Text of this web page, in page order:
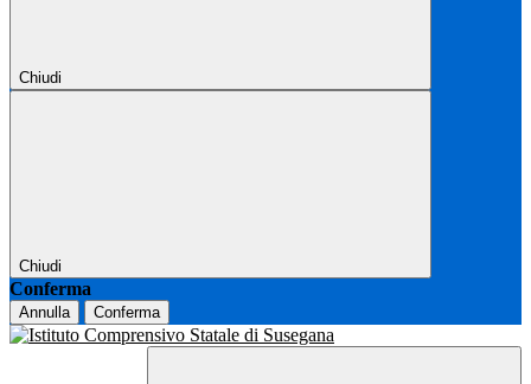
Chiudi
Chiudi
Conferma
Annulla Conferma